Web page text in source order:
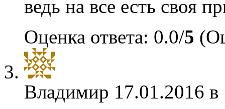
ведь на все есть своя
Оценка ответа: 0.0/5
Владимир 17.01.2016